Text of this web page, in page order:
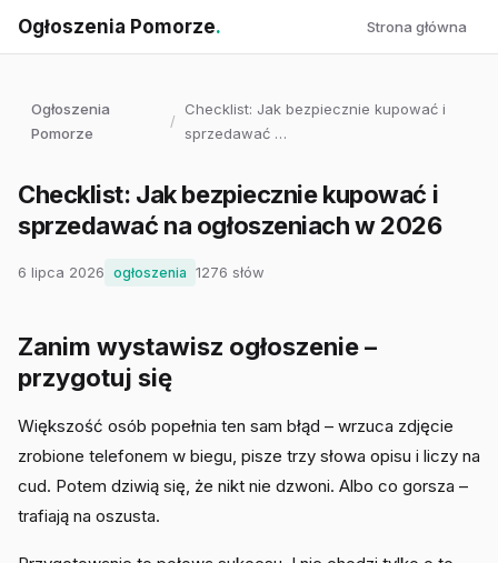
Ogłoszenia Pomorze. Strona główna
Ogłoszenia
Pomorze
/
Checklist: Jak bezpiecznie kupować i
sprzedawać …
Checklist: Jak bezpiecznie kupować i
sprzedawać na ogłoszeniach w 2026
6 lipca 2026 ogłoszenia 1276 słów
Zanim wystawisz ogłoszenie –
przygotuj się
Większość osób popełnia ten sam błąd – wrzuca zdjęcie
zrobione telefonem w biegu, pisze trzy słowa opisu i liczy na
cud. Potem dziwią się, że nikt nie dzwoni. Albo co gorsza –
trafiają na oszusta.